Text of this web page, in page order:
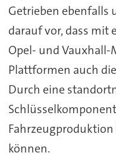
Getrieben ebenfalls
darauf vor, dass mit
Opel- und Vauxhall-
Plattformen auch
Durch eine
können.